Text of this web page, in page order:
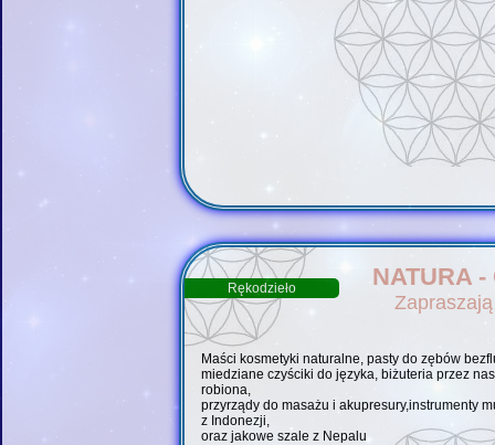
Rękodzieło NATURA
Maści kosmetyki naturalne, pasty do zębów
miedziane czyściki do języka, biżuteria przez nas
robiona,
przyrządy do masażu i akupresury,instrumenty
z Indonezji,
oraz jakowe szale z Nepalu